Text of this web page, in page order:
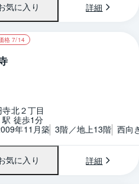
気に入り 詳細
1 / 0 間取り
格 7/14
北２丁目
徒歩1分
年11月築 3階／地上13階 西向
気に入り 詳細
1 / 0 間取り